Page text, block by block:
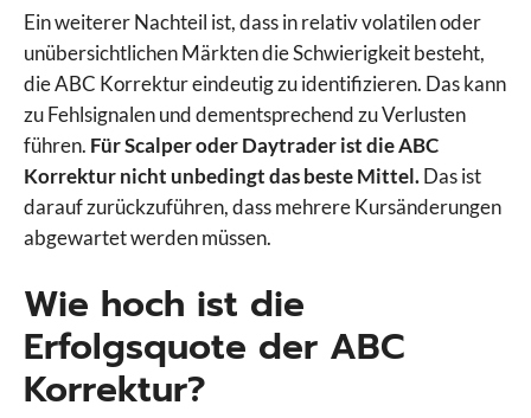
Ein weiterer Nachteil ist, dass in relativ volatilen oder
unübersichtlichen Märkten die Schwierigkeit besteht,
die ABC Korrektur eindeutig zu identifizieren. Das kann
zu Fehlsignalen und dementsprechend zu Verlusten
führen. Für Scalper oder Daytrader ist die ABC
Korrektur nicht unbedingt das beste Mittel.Das ist
darauf zurückzuführen, dass mehrere Kursänderungen
abgewartet werden müssen.
Wie hoch ist die
Erfolgsquote der ABC
Korrektur?